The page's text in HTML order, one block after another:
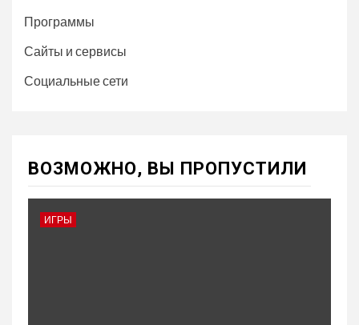
Программы
Сайты и сервисы
Социальные сети
ВОЗМОЖНО, ВЫ ПРОПУСТИЛИ
ИГРЫ